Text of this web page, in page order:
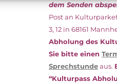
dem Senden
Post an
3, 12 in 68161
Abholung des
Sie bitte einen
Sprechstundeaus.
“Kulturpass